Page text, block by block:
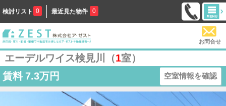
検討リスト 0 最近見た物件 0
お問合せ
エーデルワイス検見川（1室）
賃料 7.3万円 空室情報を確認